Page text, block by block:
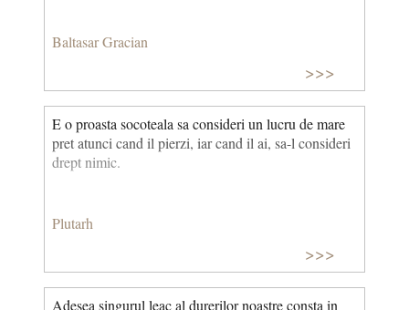
Baltasar Gracian
>>>
E o proasta socoteala sa consideri un lucru de mare
pret atunci cand il pierzi, iar cand il ai, sa-l consideri
drept nimic.
Plutarh
>>>
Adesea singurul leac al durerilor noastre consta in